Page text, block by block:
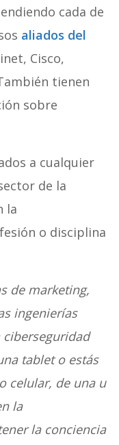
cada de
aliados del
Cisco,
tienen
sobre
a cualquier
de la
la
o disciplina
de marketing,
ingenierías
tablet o estás
celular, de una u
la
la conciencia